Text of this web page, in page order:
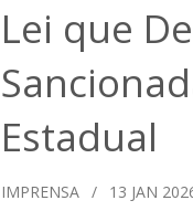
Lei que
Estadual
IMPRENSA / 13 JAN